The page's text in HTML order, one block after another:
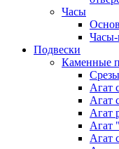
Часы
Часы-
Подвески
Каменные
Агат
Агат
Агат
Агат
Агат